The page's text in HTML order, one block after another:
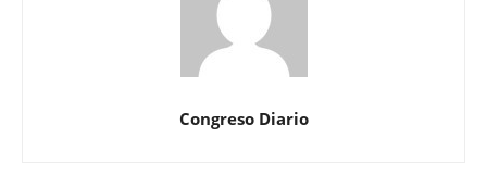
Congreso Diario